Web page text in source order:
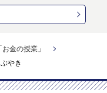
金の授業」
やき